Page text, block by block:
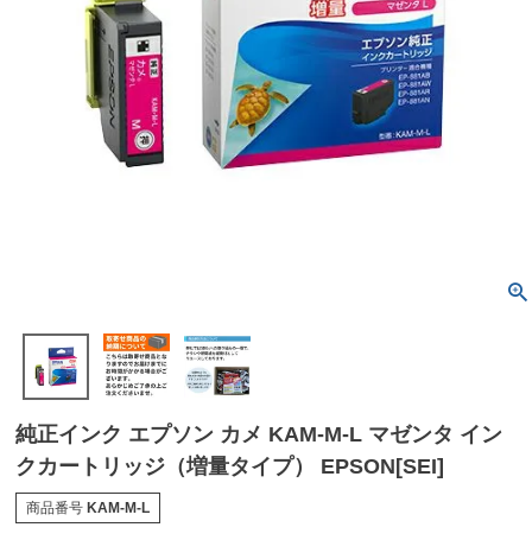
純正インク エプソン カメ KAM-M-L マゼンタ イン
クカートリッジ（増量タイプ） EPSON[SEI]
商品番号 KAM-M-L